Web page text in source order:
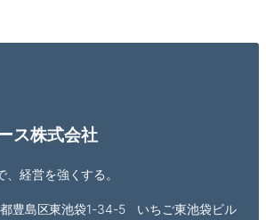
ス株式会社
経営を強くする。
豊島区東池袋1-34-5 いちご東池袋ビル